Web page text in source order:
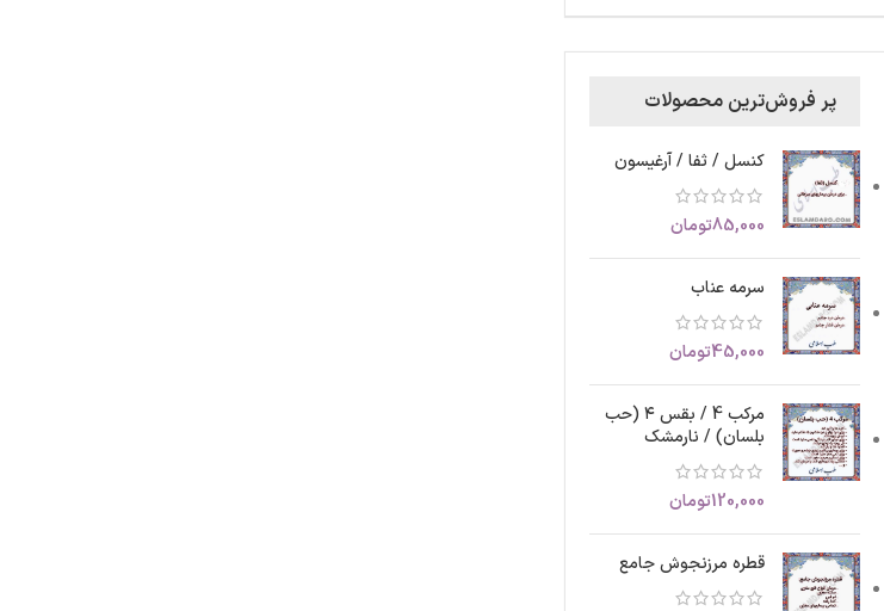
پر فروش‌ترین محصولات
کنسل / ثفا / آرغیسون
85,000تومان
سرمه عناب
45,000تومان
مرکب 4 / بقس ۴ (حب
بلسان) / نارمشک
120,000تومان
قطره مرزنجوش جامع